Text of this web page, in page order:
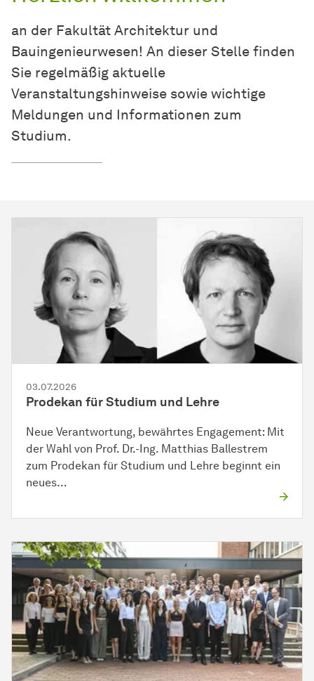
an der Fakultät Architektur und
Bauingenieurwesen! An dieser Stelle finden
Sie regelmäßig aktuelle
Veranstaltungshinweise sowie wichtige
Meldungen und Informationen zum
Studium.
03.07.2026
Prodekan für Studium und Lehre
Neue Verantwortung, bewährtes Engagement: Mit
der Wahl von Prof. Dr.-Ing. Matthias Ballestrem
zum Prodekan für Studium und Lehre beginnt ein
neues…